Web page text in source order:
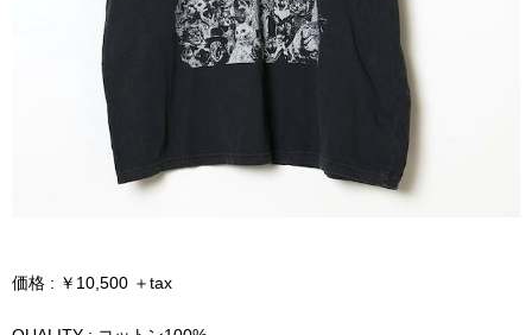
価格 : ￥10,500 ＋tax